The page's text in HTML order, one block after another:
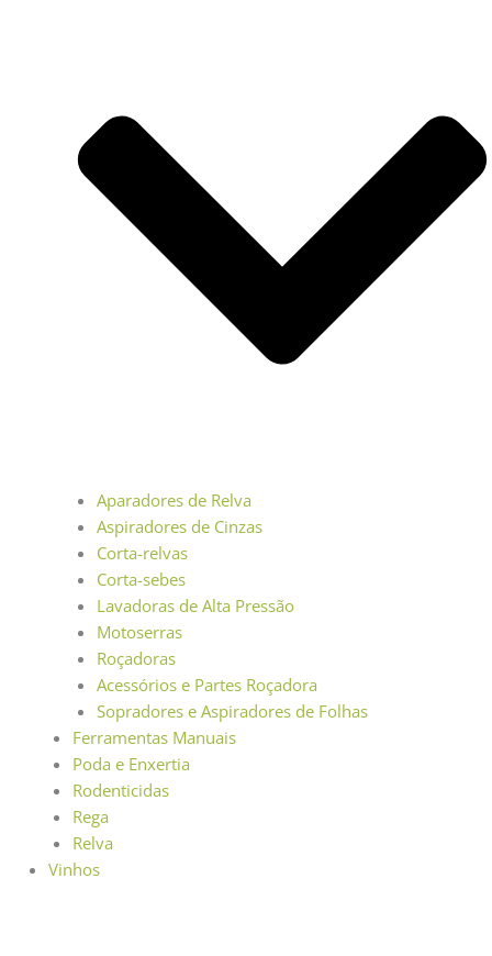
Aparadores de Relva
Aspiradores de Cinzas
Corta-relvas
Corta-sebes
Lavadoras de Alta Pressão
Motoserras
Roçadoras
Acessórios e Partes Roçadora
Sopradores e Aspiradores de Folhas
Ferramentas Manuais
Poda e Enxertia
Rodenticidas
Rega
Relva
Vinhos